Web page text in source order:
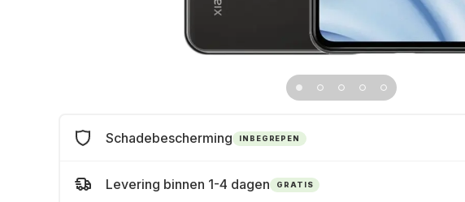
Schadebescherming INBEGREPEN
Levering binnen 1-4 dagen GRATIS